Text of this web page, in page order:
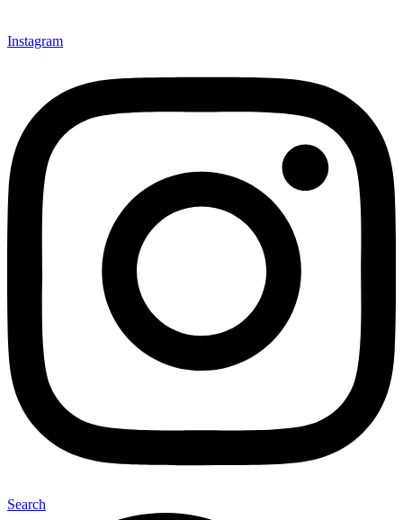
Instagram
Search